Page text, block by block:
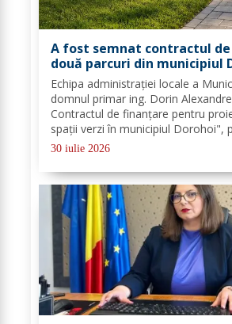
A fost semnat contractul
două parcuri din municipiul
fonduri europene
Echipa administrației locale a
domnul primar ing. Dorin
Contractul de finanțare pentru
spații verzi în municipiul Dorohoi",
Regional 2021–2027 - Prioritatea
30 iulie 2026